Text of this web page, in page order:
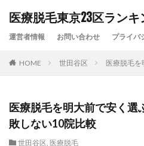
医療脱毛東京23区ランキ
運営者情報 お問い合わせ プライバ
HOME 世田谷区 医療脱毛
医療脱毛を明大前で安く選
敗しない10院比較
世田谷区, 医療脱毛
カテゴリー
タグ
全身脱毛
医療脱毛
医療脱毛ランキング
東京23区